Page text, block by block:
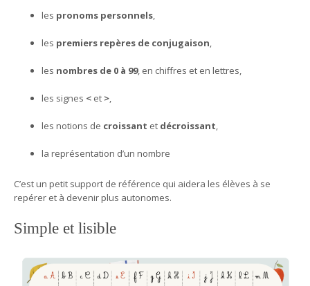
les pronoms personnels,
les premiers repères de conjugaison,
les nombres de 0 à 99, en chiffres et en lettres,
les signes < et >,
les notions de croissant et décroissant,
la représentation d’un nombre
C’est un petit support de référence qui aidera les élèves à se
repérer et à devenir plus autonomes.
Simple et lisible